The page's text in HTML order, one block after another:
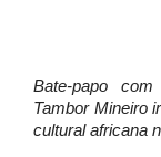
Bate-papo
Tambor Mineiro
cultural africana